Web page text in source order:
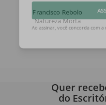
Francisco Rebolo
Natureza Morta
Quer
do